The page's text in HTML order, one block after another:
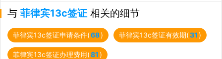
与 菲律宾13c签证 相关的细节
菲律宾13c签证申请条件(68) 菲律宾13c签证有效期(31)
菲律宾13c签证办理费用(81)